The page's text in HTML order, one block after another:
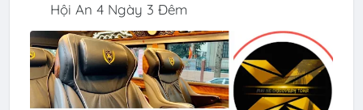
Hội An 4 Ngày 3 Đêm